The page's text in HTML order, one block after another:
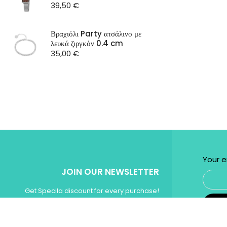
39,50 €
Βραχιόλι Party ατσάλινο με
λευκά ζιργκόν 0.4 cm
35,00 €
JOIN OUR NEWSLETTER
Get Specila discount for every purchase!
Your